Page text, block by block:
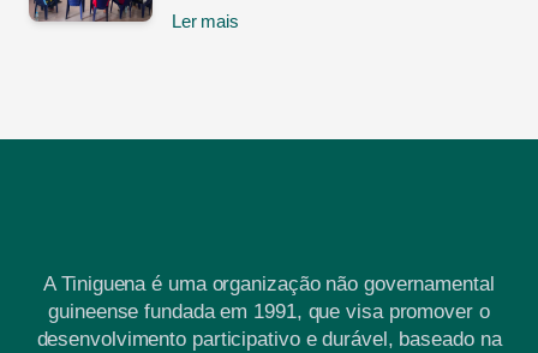
Ler mais
A Tiniguena é uma organização não governamental
guineense fundada em 1991, que visa promover o
desenvolvimento participativo e durável, baseado na